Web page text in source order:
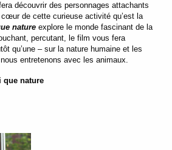
découvrir des personnages attachants
de cette curieuse activité qu’est la
nature explore le monde fascinant de la
percutant, le film vous fera
qu’une – sur la nature humaine et les
entretenons avec les animaux.
que nature